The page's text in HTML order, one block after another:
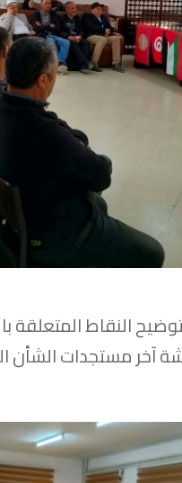
النقاط المتعلقة
آخر مستجدات الشأن